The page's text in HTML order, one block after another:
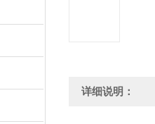
详细说明：